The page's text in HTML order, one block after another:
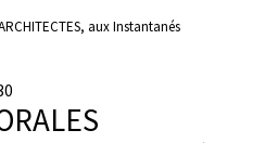
aux Instantanés